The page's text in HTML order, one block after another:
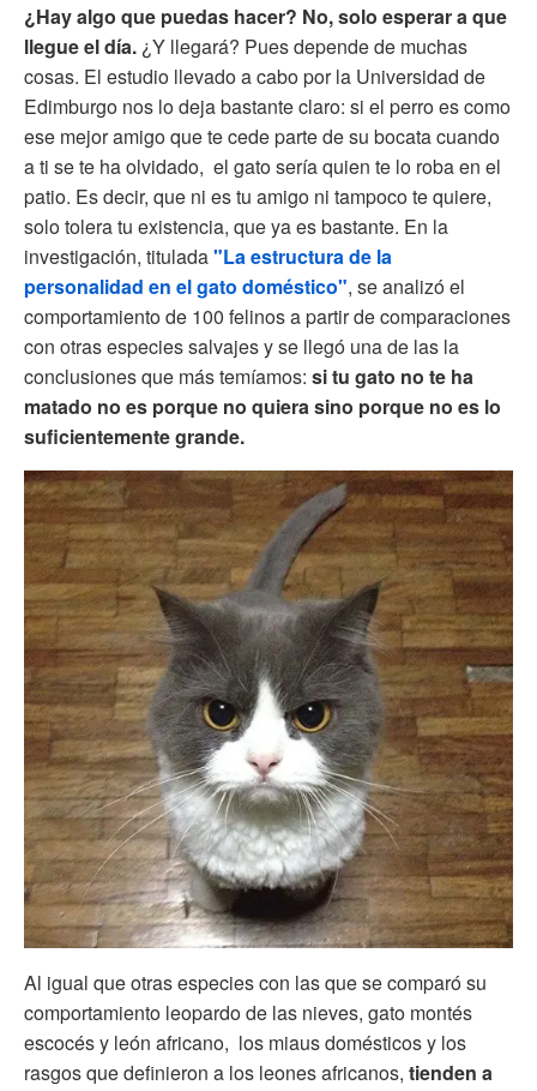
¿Hay algo que puedas hacer? No, solo esperar a que
llegue el día. ¿Y llegará? Pues depende de muchas
cosas. El estudio llevado a cabo por la Universidad de
Edimburgo nos lo deja bastante claro: si el perro es como
ese mejor amigo que te cede parte de su bocata cuando
a ti se te ha olvidado, el gato sería quien te lo roba en el
patio. Es decir, que ni es tu amigo ni tampoco te quiere,
solo tolera tu existencia, que ya es bastante. En la
investigación, titulada"La estructura de la
personalidad en el gato doméstico", se analizó el
comportamiento de 100 felinos a partir de comparaciones
con otras especies salvajes y se llegó una de las la
conclusiones que más temíamos: si tu gato no te ha
matado no es porque no quiera sino porque no es lo
suficientemente grande.
Al igual que otras especies con las que se comparó su
comportamiento leopardo de las nieves, gato montés
escocés y león africano, los miaus domésticos y los
rasgos que definieron a los leones africanos, tienden a